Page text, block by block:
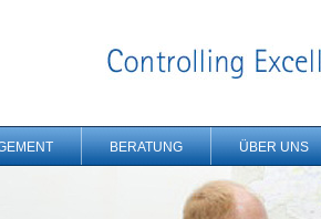
BERATUNG ÜBER UNS